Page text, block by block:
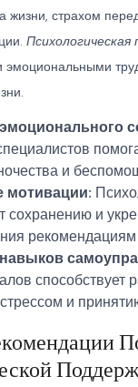
жизни, страхом
эмоциональными
и
сохранению и
рекомендациям
способствует
и